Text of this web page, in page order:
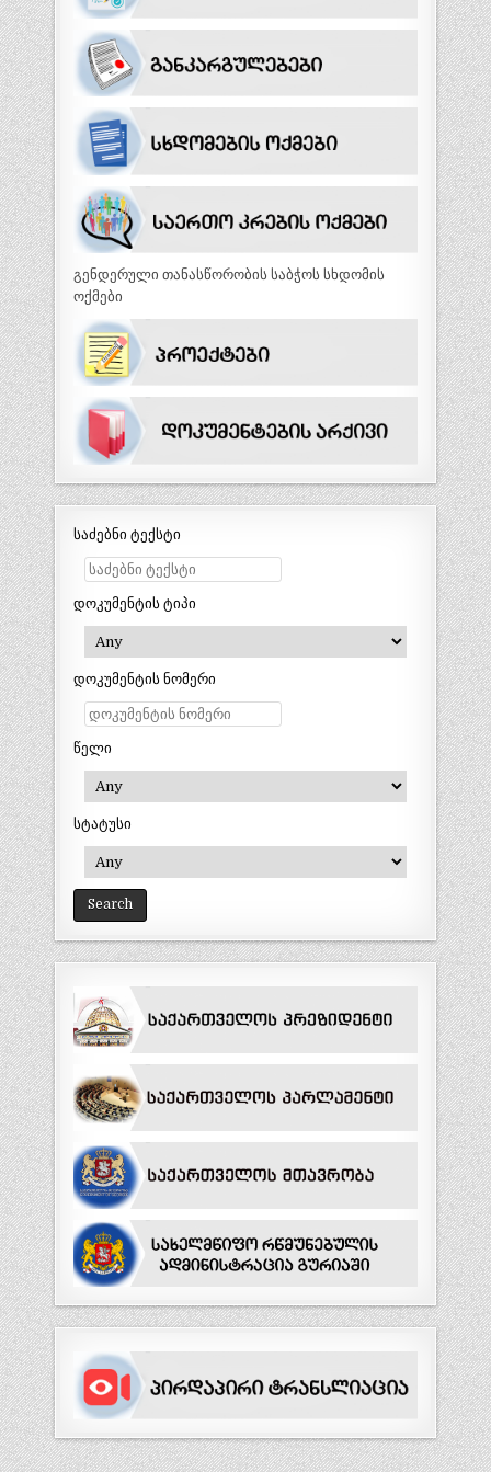
გენდერული თანასწორობის საბჭოს სხდომის
ოქმები
საძებნი ტექსტი
დოკუმენტის ტიპი
დოკუმენტის ნომერი
წელი
სტატუსი